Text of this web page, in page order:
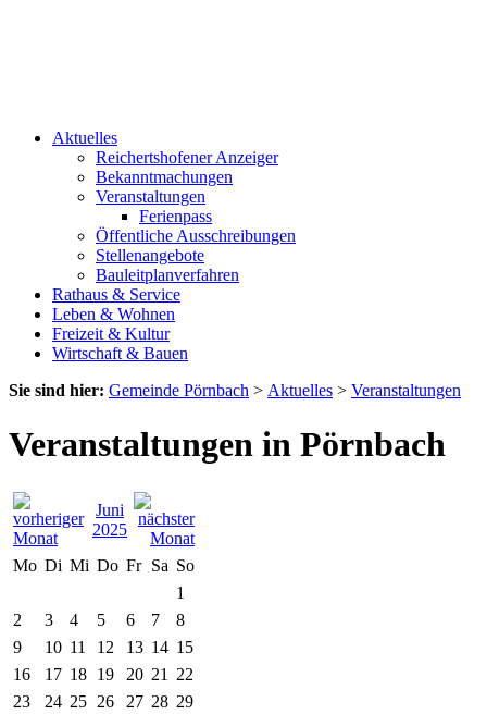
Aktuelles
Reichertshofener Anzeiger
Bekanntmachungen
Veranstaltungen
Ferienpass
Öffentliche Ausschreibungen
Stellenangebote
Bauleitplanverfahren
Rathaus & Service
Leben & Wohnen
Freizeit & Kultur
Wirtschaft & Bauen
Sie sind hier: Gemeinde Pörnbach > Aktuelles > Veranstaltungen
Veranstaltungen in Pörnbach
Juni
2025
Mo Di Mi Do Fr Sa So
1
2
3 4 5 6 7
8
9
10 11 12 13 14 15
16
17 18 19 20 21
22
23
24 25 26 27 28 29